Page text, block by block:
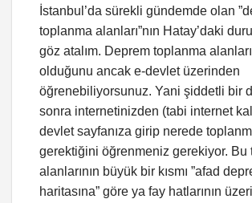
İstanbul’da sürekli gündemde olan
toplanma alanları”nın Hatay’daki
göz atalım. Deprem toplanma
olduğunu ancak e-devlet üzerinden
öğrenebiliyorsunuz. Yani şiddetli bir
sonra internetinizden (tabi internet
devlet sayfanıza girip nerede
gerektiğini öğrenmeniz gerekiyor. Bu
alanlarının büyük bir kısmı ”afad
haritasına” göre ya fay hatlarının